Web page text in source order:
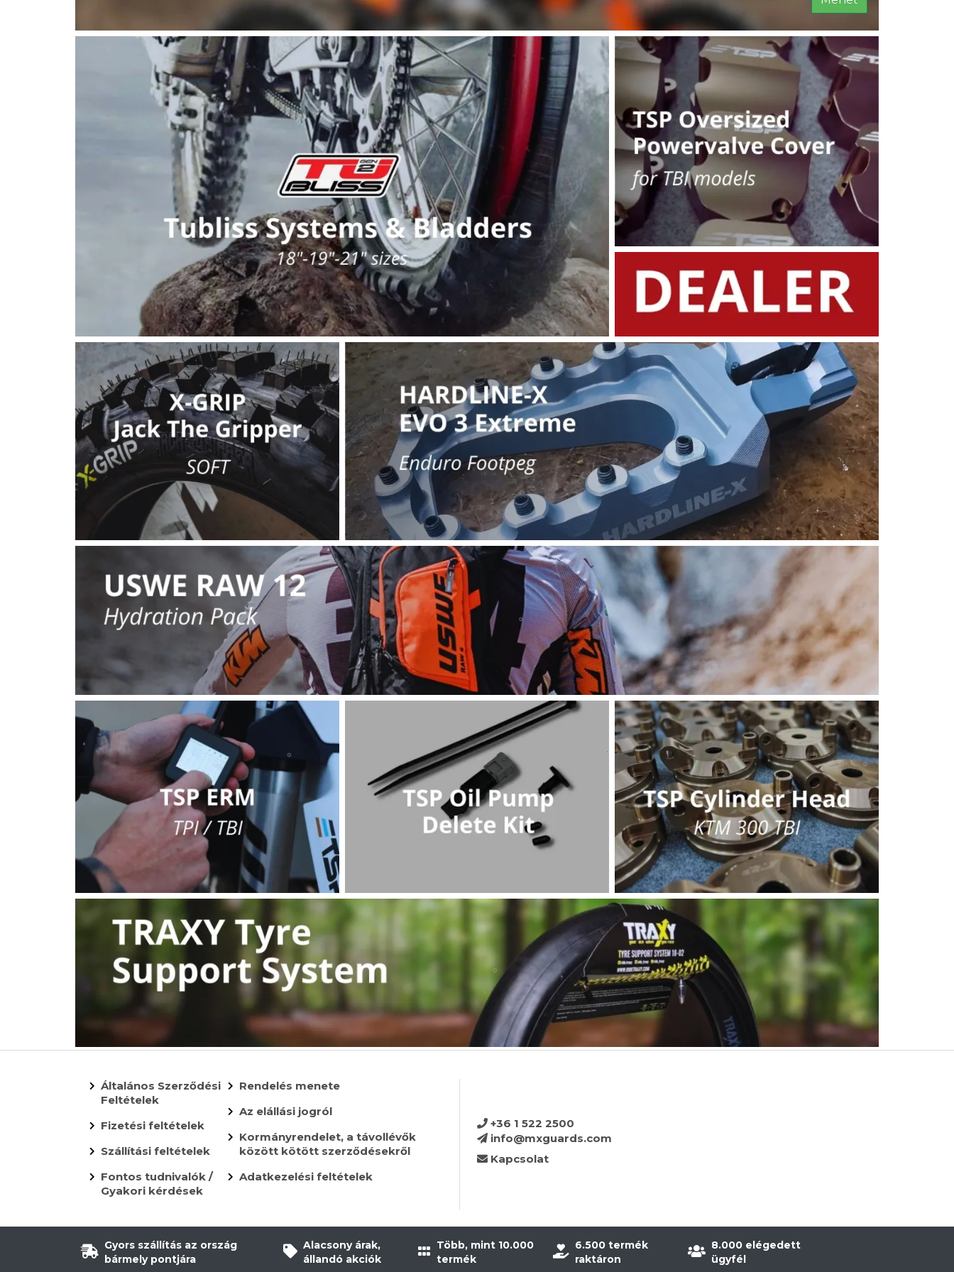
Általános Szerződési
Feltételek
Fizetési feltételek
Szállítási feltételek
Fontos tudnivalók /
Gyakori kérdések
Rendelés menete
Az elállási jogról
Kormányrendelet, a távollévők
között kötött szerződésekről
Adatkezelési feltételek
+36 1 522 2500
info@mxguards.com
Kapcsolat
Gyors szállítás az ország
bármely pontjára
Alacsony árak,
állandó akciók
Több, mint 10.000
termék
6.500 termék
raktáron
8.000 elégedett
ügyfél